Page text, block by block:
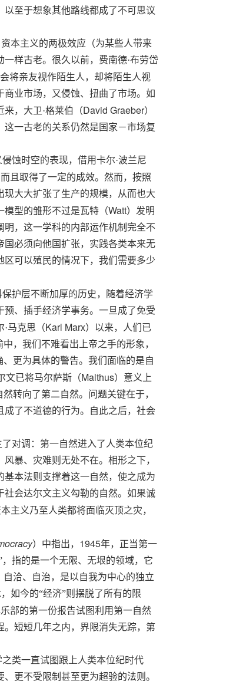
至于想象其他路线都成了不可思议
本主义的两极效应（为某些人带来
样古老。很久以前，费南德·布劳岱
将亲友视作陌生人，却将陌生人视
业市场，又侵蚀、扭曲了市场。如
，大卫·格莱伯（David Graeber）
一古老的关系仍然是国家－市场复
蚀时空的表现，借用卡尔·波兰尼
且取得了一定的成效。然而，按照
大大扩张了生产的规模，从而也大
模型的雏形不过是瓦特（Watt）发明
，这一学科的内部运作机制完全不
必须向他国扩张，实践各类本来无
可以殖民的情况下，我们需要多少
保护层不断加厚的历史，随着经济学
、插手经济学事务。一旦成了免受
马克思（Karl Marx）以来，人们已
，我们不难看出上帝之手的形象，
更为具体的警告。我们面临的是自
文已将马尔萨斯（Malthus）意义上
转向了第二自然。问题关键在于，
了不道德的行为。自此之后，社会
对调 ：第一自然进入了人类本位纪
暴、灾难则无处不在。相形之下，
本法则支撑着这一自然，使之成为
会达尔文主义勾勒的自然。如果诚
主义乃至人类都将面临灭顶之灾，
）中指出， 1945年，正当第一
指的是一个无限、无垠的领域，它
洽、自治，是以自我为中心的独立
如今的“经济”则摆脱了所有的限
部的第一份报告试图利用第一自然
短短几年之内，界限消失无踪，第
类一直试图跟上人类本位纪时代
、更不受限制甚至更为超验的法则。